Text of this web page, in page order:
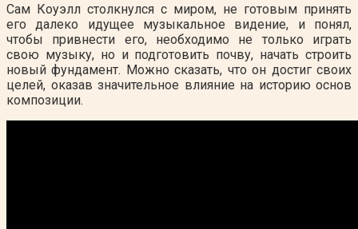
Сам Коуэлл столкнулся с миром, не готовым принять
его далеко идущее музыкальное видение, и понял,
чтобы привнести его, необходимо не только играть
свою музыку, но и подготовить почву, начать строить
новый фундамент. Можно сказать, что он достиг своих
целей, оказав значительное влияние на историю основ
композиции.